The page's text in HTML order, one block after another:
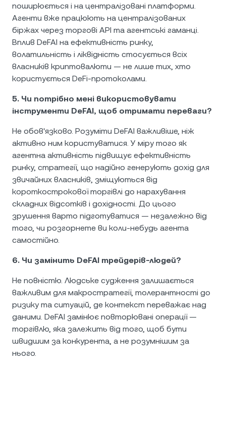
поширюється і на централізовані платформи.
Агенти вже працюють на централізованих
біржах через торгові API та агентські гаманці.
Вплив DeFAI на ефективність ринку,
волатильність і ліквідність стосується всіх
власників криптовалюти — не лише тих, хто
користується DeFi-протоколами.
5. Чи потрібно мені використовувати
інструменти DeFAI, щоб отримати переваги?
Не обов'язково. Розуміти DeFAI важливіше, ніж
активно ним користуватися. У міру того як
агентна активність підвищує ефективність
ринку, стратегії, що надійно генерують дохід для
звичайних власників, зміщуються від
короткострокової торгівлі до нарахування
складних відсотків і дохідності. До цього
зрушення варто підготуватися — незалежно від
того, чи розгорнете ви коли-небудь агента
самостійно.
6. Чи замінить DeFAI трейдерів-людей?
Не повністю. Людське судження залишається
важливим для макростратегії, толерантності до
ризику та ситуацій, де контекст переважає над
даними. DeFAI замінює повторювані операції —
торгівлю, яка залежить від того, щоб бути
швидшим за конкурента, а не розумнішим за
нього.